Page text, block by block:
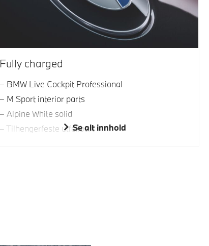
Fully charged
BMW Live Cockpit Professional
M Sport interior parts
Alpine White solid
Tilhengerfeste utfellbartSe alt innhold